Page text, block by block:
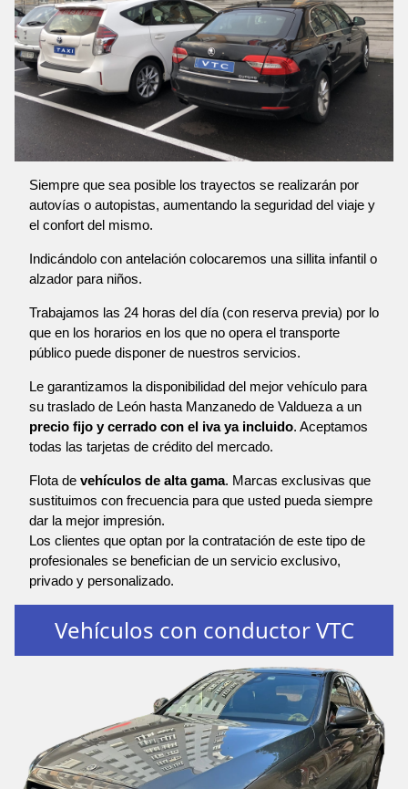
Siempre que sea posible los trayectos se realizarán por
autovías o autopistas, aumentando la seguridad del viaje y
el confort del mismo.
Indicándolo con antelación colocaremos una sillita infantil o
alzador para niños.
Trabajamos las 24 horas del día (con reserva previa) por lo
que en los horarios en los que no opera el transporte
público puede disponer de nuestros servicios.
Le garantizamos la disponibilidad del mejor vehículo para
su traslado de León hasta Manzanedo de Valdueza a un
precio fijo y cerrado con el iva ya incluido. Aceptamos
todas las tarjetas de crédito del mercado.
Flota de vehículos de alta gama. Marcas exclusivas que
sustituimos con frecuencia para que usted pueda siempre
dar la mejor impresión.
Los clientes que optan por la contratación de este tipo de
profesionales se benefician de un servicio exclusivo,
privado y personalizado.
Vehículos con conductor VTC